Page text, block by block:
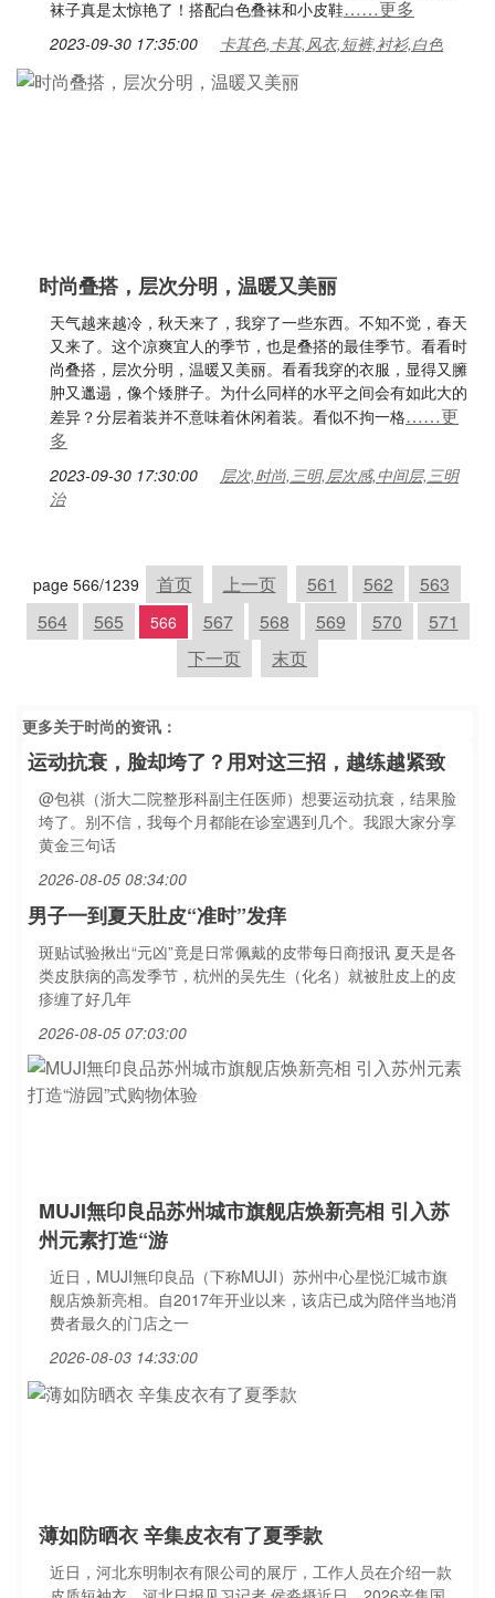
袜子真是太惊艳了！搭配白色叠袜和小皮鞋……更多
2023-09-30 17:35:00 卡其色,卡其,风衣,短裤,衬衫,白色
时尚叠搭，层次分明，温暖又美丽
天气越来越冷，秋天来了，我穿了一些东西。不知不觉，春天
又来了。这个凉爽宜人的季节，也是叠搭的最佳季节。看看时
尚叠搭，层次分明，温暖又美丽。看看我穿的衣服，显得又臃
肿又邋遢，像个矮胖子。为什么同样的水平之间会有如此大的
差异？分层着装并不意味着休闲着装。看似不拘一格……更
多
2023-09-30 17:30:00
层次,时尚,三明,层次感,中间层,三明
治
page 566/1239 首页 上一页 561 562
563
564
565 566 567 568 569 570
571
下一页
末页
更多关于时尚的资讯：
运动抗衰，脸却垮了？用对这三招，越练越紧致
@包祺（浙大二院整形科副主任医师）想要运动抗衰，结果脸
垮了。别不信，我每个月都能在诊室遇到几个。我跟大家分享
黄金三句话
2026-08-05 08:34:00
男子一到夏天肚皮“准时”发痒
斑贴试验揪出“元凶”竟是日常佩戴的皮带每日商报讯 夏天是各
类皮肤病的高发季节，杭州的吴先生（化名）就被肚皮上的皮
疹缠了好几年
2026-08-05 07:03:00
MUJI無印良品苏州城市旗舰店焕新亮相 引入苏
州元素打造“游
近日，MUJI無印良品（下称MUJI）苏州中心星悦汇城市旗
舰店焕新亮相。自2017年开业以来，该店已成为陪伴当地消
费者最久的门店之一
2026-08-03 14:33:00
薄如防晒衣 辛集皮衣有了夏季款
近日，河北东明制衣有限公司的展厅，工作人员在介绍一款